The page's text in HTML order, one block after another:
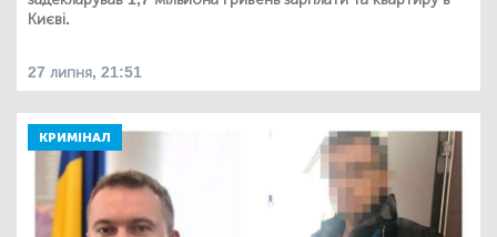
Києві.
27 липня, 21:51
КРИМІНАЛ